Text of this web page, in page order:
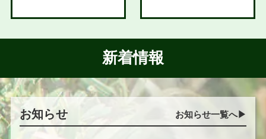
新着情報
お知らせ お知らせ一覧へ▶︎